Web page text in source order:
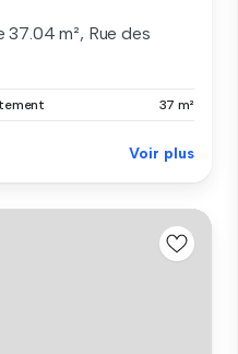
37.04 m², Rue des
37 m²
Voir plus